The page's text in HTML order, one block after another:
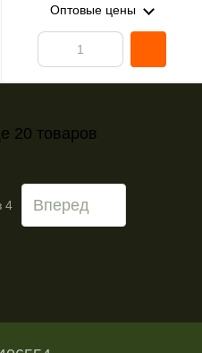
Оптовые цены
20 товаров
4 Вперед